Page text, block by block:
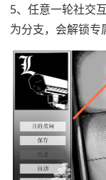
5、任意一轮社交
为分支，会解锁专